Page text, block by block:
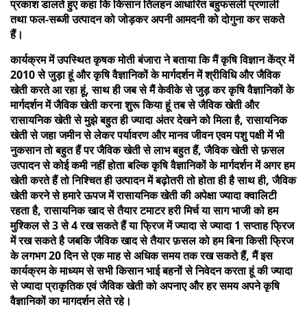
प्रकाश डालते हुए कहा कि किसान तिलहन आधारित बहुफसली प्रणाली
तथा फल-सब्जी उत्पादन को जोड़कर अपनी आमदनी को दोगुना कर सकते
हैं।
कार्यक्रम में उपस्थित कृषक मोती बंजारा ने बताया कि मैं कृषि विज्ञान केंद्र में
2010 से जुड़ा हूं और कृषि वैज्ञानिकों के मार्गदर्शन में श्रीविधि और जैविक
खेती करते आ रहा हूं, साथ ही जब से मैं केवीके से जुड़ कर कृषि वैज्ञानिकों के
मार्गदर्शन में जैविक खेती करना शुरू किया हूं तब से जैविक खेती और
रासायनिक खेती से मुझे बहुत ही ज्यादा अंतर देखने को मिला है, रासायनिक
खेती से जहा जमीन से लेकर पर्यावरण और मानव जीवन एवम पशु पक्षी में भी
नुकसान तो बहुत हैं पर जैविक खेती से लाभ बहुत हैं, जैविक खेती से फ़सल
उत्पादन से कोई कमी नहीं होता बल्कि कृषि वैज्ञानिकों के मार्गदर्शन में अगर हम
खेती करते हैं तो निश्चित ही उत्पादन में बढ़ोतरी तो होता ही है साथ ही, जैविक
खेती करने से हमारे ऊपज में रासायनिक खेती की अपेक्षा ज्यादा क्वालिटी
रहता है, रासायनिक खाद से तैयार टमाटर हरी मिर्च या साग भाजी को हम
मुश्किल से 3 से 4 रख सकते हैं या फ्रिज में ज्यादा से ज्यादा 1 सप्ताह फ्रिज
में रख सकते है जबकि जैविक खाद से तैयार फ़सल को हम बिना किसी फ्रिज
के लगभग 20 दिन से एक माह से अधिक समय तक रख सकते हैं, मैं इस
कार्यक्रम के माध्यम से सभी किसान भाई बहनों से निवेदन करता हूं की ज्यादा
से ज्यादा प्राकृतिक एवं जैविक खेती को अपनाए और हर समय अपने कृषि
वैज्ञानिकों का मागदर्शन लेते रहे।